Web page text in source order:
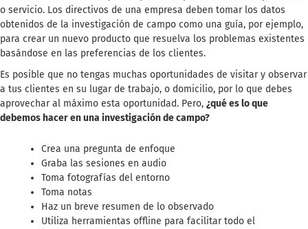
o servicio. Los directivos de una empresa deben tomar los datos
obtenidos de la investigación de campo como una guía, por ejemplo,
para crear un nuevo producto que resuelva los problemas existentes
basándose en las preferencias de los clientes.
Es posible que no tengas muchas oportunidades de visitar y observar
a tus clientes en su lugar de trabajo, o domicilio, por lo que debes
aprovechar al máximo esta oportunidad. Pero, ¿qué es lo que
debemos hacer en una investigación de campo?
Crea una pregunta de enfoque
Graba las sesiones en audio
Toma fotografías del entorno
Toma notas
Haz un breve resumen de lo observado
Utiliza herramientas offline para facilitar todo el